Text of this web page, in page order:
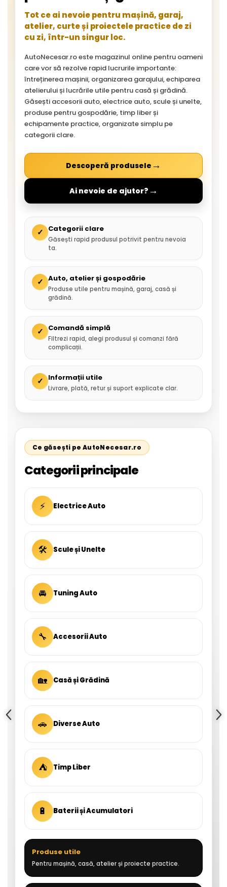
Tot ce ai nevoie pentru mașină, garaj,
atelier, curte și proiectele practice de zi
cu zi, într-un singur loc.
AutoNecesar.ro este magazinul online pentru oameni
care vor să rezolve rapid lucrurile importante:
întreținerea mașinii, organizarea garajului, echiparea
atelierului și lucrările utile pentru casă și grădină.
Găsești accesorii auto, electrice auto, scule și unelte,
produse pentru gospodărie, timp liber și
echipamente practice, organizate simplu pe
categorii clare.
Descoperă produsele →
Ai nevoie de ajutor? →
✓ Categorii clare
Găsești rapid produsul potrivit pentru nevoia
ta.
✓ Auto, atelier și gospodărie
Produse utile pentru mașină, garaj, casă și
grădină.
✓ Comandă simplă
Filtrezi rapid, alegi produsul și comanzi fără
complicații.
✓ Informații utile
Livrare, plată, retur și suport explicate clar.
Ce găsești pe AutoNecesar.ro
Categorii principale
⚡ Electrice Auto
🛠 Scule și Unelte
🚘 Tuning Auto
🔧 Accesorii Auto
🏡 Casă și Grădină
🚗 Diverse Auto
⛺ Timp Liber
🔋 Baterii și Acumulatori
Produse utile
Pentru mașină, casă, atelier și proiecte practice.